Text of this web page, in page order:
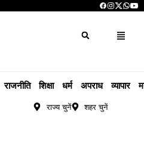
राजनीति शिक्षा धर्म अपराध व्यापार
राज्य चुनें शहर चुनें